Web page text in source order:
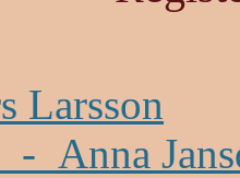
Larsson
Anna